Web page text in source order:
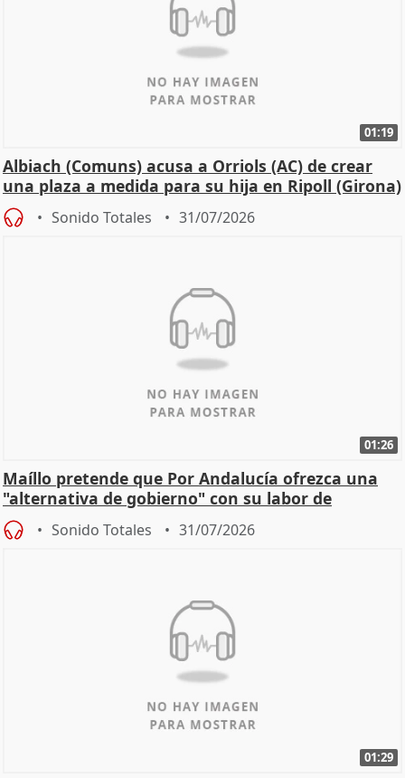
01:19
Albiach (Comuns) acusa a Orriols (AC) de crear
una plaza a medida para su hija en Ripoll (Girona)
Sonido Totales 31/07/2026
01:26
Maíllo pretende que Por Andalucía ofrezca una
"alternativa de gobierno" con su labor de
oposición
Sonido Totales 31/07/2026
01:29